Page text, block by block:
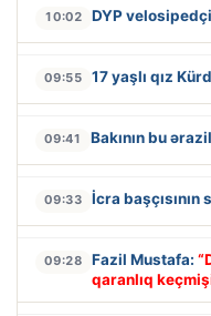
10:02 DYP
09:55 17 yaşlı qız
09:41 Bakının bu
09:33 İcra
09:28 Fazil Mustafa:
qaranlıq